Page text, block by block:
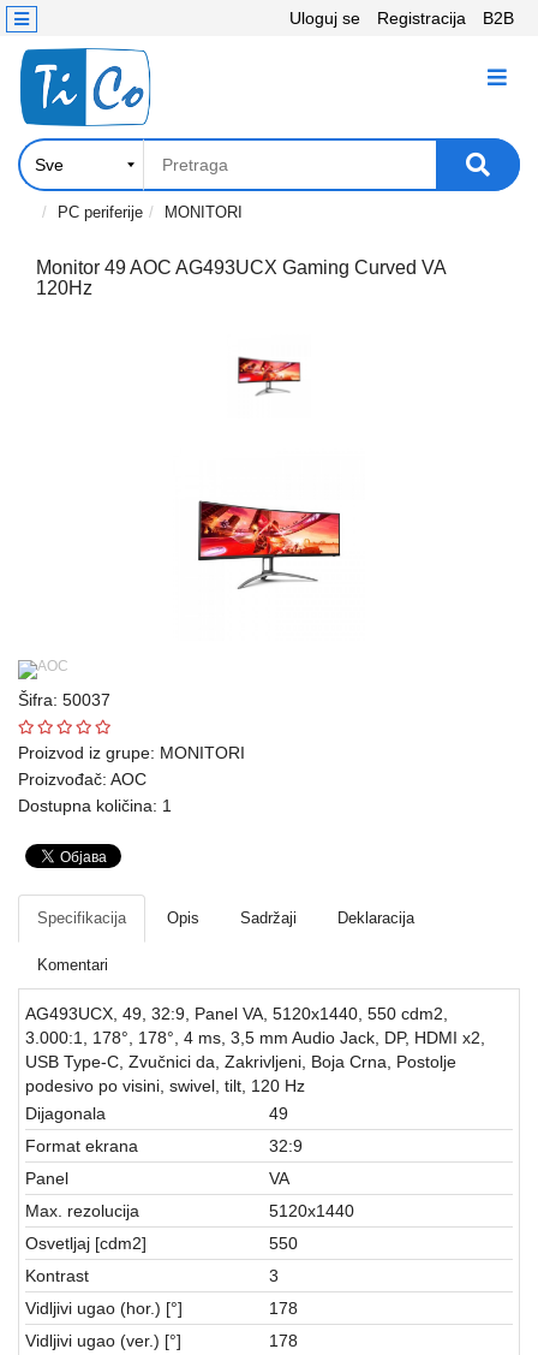
Uloguj se Registracija B2B
KATEGORIJE
Računari,
Komponente
Laptop
tablet
Telefoni
i
oprema
Mrežna
Fotoaparati
Kućni
aparati
Software
Sve
kategorije
Kontakt
PC periferije MONITORI
Monitor 49 AOC AG493UCX Gaming Curved VA
120Hz
Šifra: 50037
Proizvod iz grupe: MONITORI
Proizvođač: AOC
Dostupna količina: 1
Specifikacija Opis Sadržaji Deklaracija
Komentari
AG493UCX, 49, 32:9, Panel VA, 5120x1440, 550 cdm2,
3.000:1, 178°, 178°, 4 ms, 3,5 mm Audio Jack, DP, HDMI x2,
USB Type-C, Zvučnici da, Zakrivljeni, Boja Crna, Postolje
podesivo po visini, swivel, tilt, 120 Hz
Dijagonala
49
Format ekrana
32:9
Panel
VA
Max. rezolucija
5120x1440
Osvetljaj [cdm2]
550
Kontrast
3
Vidljivi ugao (hor.) [°]
178
Vidljivi ugao (ver.) [°]
178